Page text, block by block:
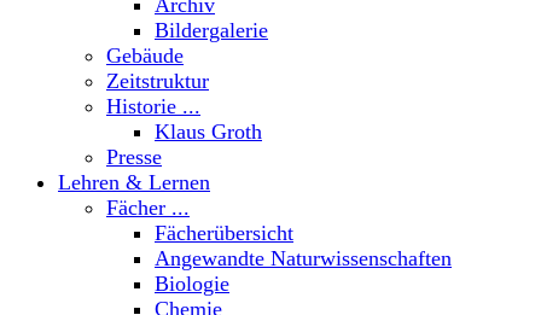
Bildergalerie
Gebäude
Zeitstruktur
Historie ...
Klaus Groth
Presse
Lehren & Lernen
Fächer ...
Fächerübersicht
Angewandte Naturwissenschaften
Biologie
Chemie